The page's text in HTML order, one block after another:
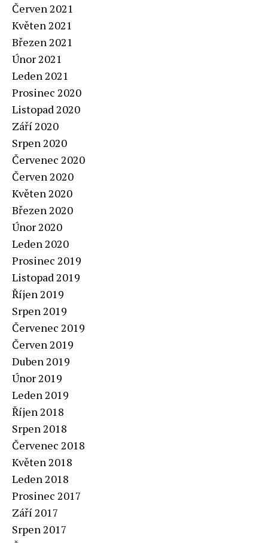
Červen 2021
Květen 2021
Březen 2021
Únor 2021
Leden 2021
Prosinec 2020
Listopad 2020
Září 2020
Srpen 2020
Červenec 2020
Červen 2020
Květen 2020
Březen 2020
Únor 2020
Leden 2020
Prosinec 2019
Listopad 2019
Říjen 2019
Srpen 2019
Červenec 2019
Červen 2019
Duben 2019
Únor 2019
Leden 2019
Říjen 2018
Srpen 2018
Červenec 2018
Květen 2018
Leden 2018
Prosinec 2017
Září 2017
Srpen 2017